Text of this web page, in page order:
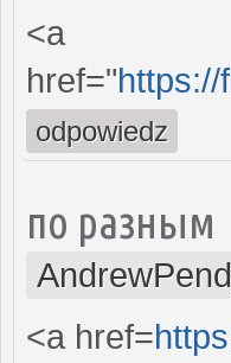
<a
href="https://
odpowiedz
по разным
<a href=